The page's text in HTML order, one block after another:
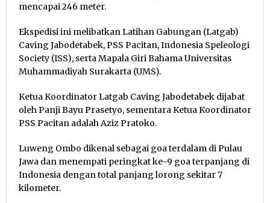
mencapai 246 meter.
Ekspedisi ini melibatkan Latihan Gabungan (Latgab)
Caving Jabodetabek, PSS Pacitan, Indonesia Speleologi
Society (ISS), serta Mapala Giri Bahama Universitas
Muhammadiyah Surakarta (UMS).
Ketua Koordinator Latgab Caving Jabodetabek dijabat
oleh Panji Bayu Prasetyo, sementara Ketua Koordinator
PSS Pacitan adalah Aziz Pratoko.
Luweng Ombo dikenal sebagai goa terdalam di Pulau
Jawa dan menempati peringkat ke-9 goa terpanjang di
Indonesia dengan total panjang lorong sekitar 7
kilometer.